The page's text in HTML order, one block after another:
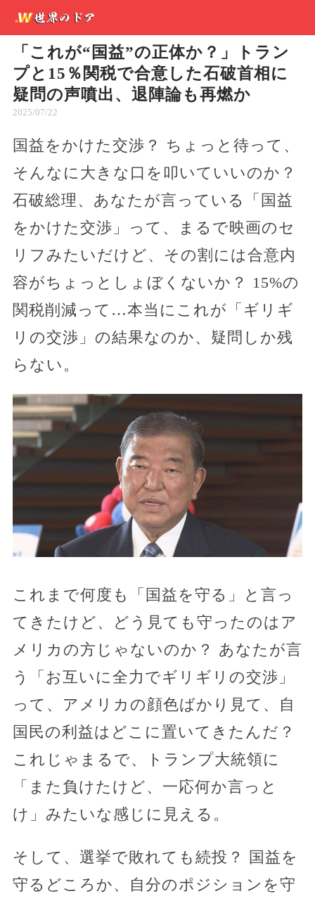
「これが“国益”の正体か？」トラン
プと15％関税で合意した石破首相に
疑問の声噴出、退陣論も再燃か
2025/07/22
国益をかけた交渉？ ちょっと待って、
そんなに大きな口を叩いていいのか？
石破総理、あなたが言っている「国益
をかけた交渉」って、まるで映画のセ
リフみたいだけど、その割には合意内
容がちょっとしょぼくないか？ 15%の
関税削減って…本当にこれが「ギリギ
リの交渉」の結果なのか、疑問しか残
らない。
これまで何度も「国益を守る」と言っ
てきたけど、どう見ても守ったのはア
メリカの方じゃないのか？ あなたが言
う「お互いに全力でギリギリの交渉」
って、アメリカの顔色ばかり見て、自
国民の利益はどこに置いてきたんだ？
これじゃまるで、トランプ大統領に
「また負けたけど、一応何か言っと
け」みたいな感じに見える。
そして、選挙で敗れても続投？ 国益を
守るどころか、自分のポジションを守